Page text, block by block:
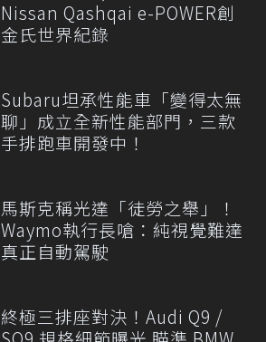
Nissan Qashqai e-POWER創
金氏世界紀錄
Subaru坦承性能車「變得太無
聊」成立全新性能部門，三款
手排跑車開發中！
馬斯克稱光達「徒勞之舉」！
Waymo執行長嗆：純視覺難達
真正自動駕駛
終極三排座對決！Audi Q9 /